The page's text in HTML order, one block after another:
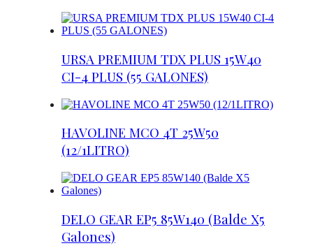
URSA PREMIUM TDX PLUS 15W40
CI-4 PLUS (55 GALONES)
HAVOLINE MCO 4T 25W50
(12/1LITRO)
DELO GEAR EP5 85W140 (Balde X5
Galones)